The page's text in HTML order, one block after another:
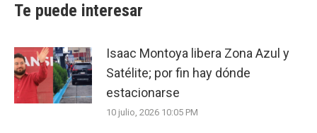
Te puede interesar
Isaac Montoya libera Zona Azul y
Satélite; por fin hay dónde
estacionarse
10 julio, 2026 10:05 PM